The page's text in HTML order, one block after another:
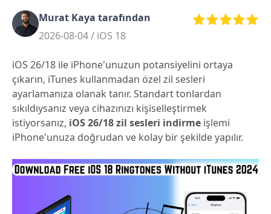
Tenorshare
PDNob
iAnyGo
Murat Kaya tarafından
2026-08-04 / iOS 18
iOS 26/18 ile iPhone'unuzun potansiyelini ortaya
çıkarın, iTunes kullanmadan özel zil sesleri
ayarlamanıza olanak tanır. Standart tonlardan
sıkıldıysanız veya cihazınızı kişiselleştirmek
istiyorsanız, iOS 26/18 zil sesleri indirme işlemi
iPhone'unuza doğrudan ve kolay bir şekilde yapılır.